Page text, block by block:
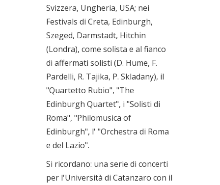
Svizzera, Ungheria, USA; nei
Festivals di Creta, Edinburgh,
Szeged, Darmstadt, Hitchin
(Londra), come solista e al fianco
di affermati solisti (D. Hume, F.
Pardelli, R. Tajika, P. Skladany), il
"Quartetto Rubio", "The
Edinburgh Quartet", i "Solisti di
Roma", "Philomusica of
Edinburgh", l' "Orchestra di Roma
e del Lazio".
Si ricordano: una serie di concerti
per l'Università di Catanzaro con il